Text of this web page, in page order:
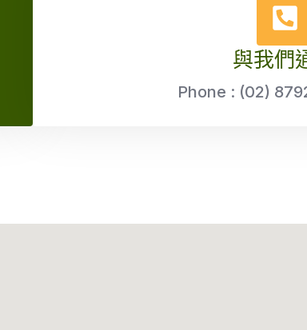
與我們
Phone : (02)